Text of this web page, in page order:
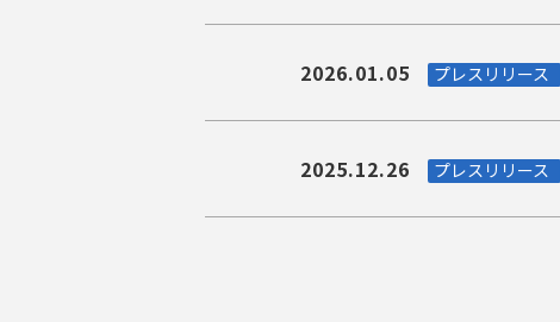
2026.01.05 プレスリリース
2025.12.26 プレスリリース